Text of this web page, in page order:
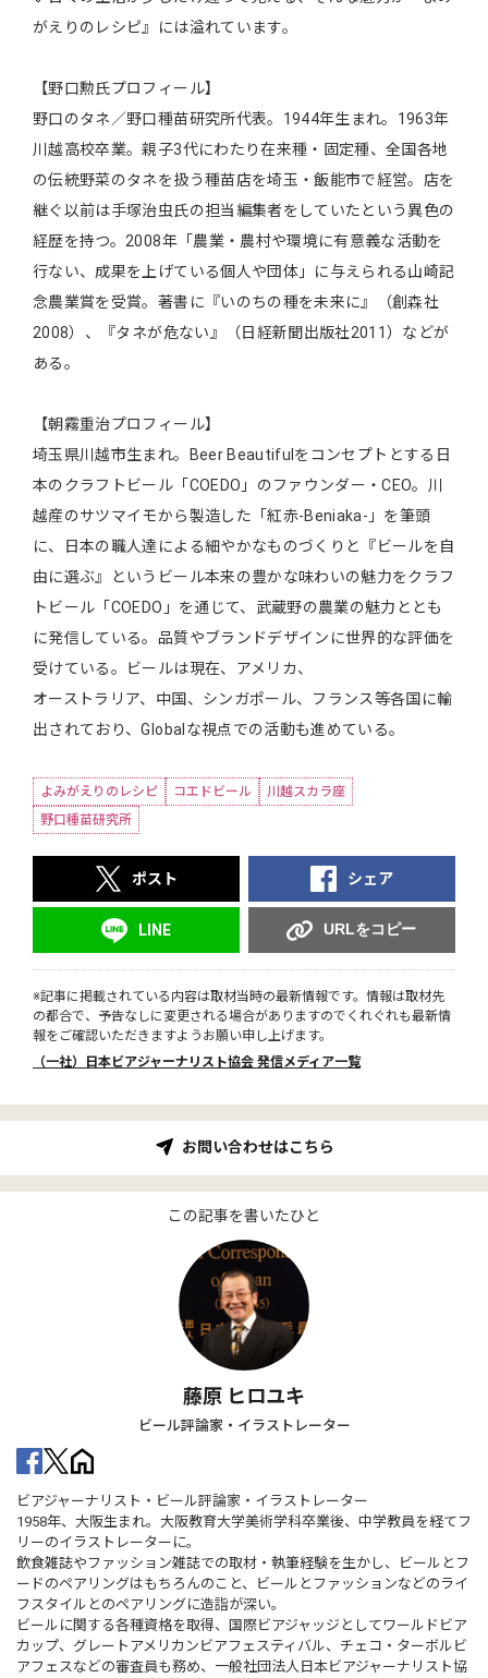
がえりのレシピ』には溢れています。
【野口勲氏プロフィール】
野口のタネ／野口種苗研究所代表。1944年生まれ。1963年
川越高校卒業。親子3代にわたり在来種・固定種、全国各地
の伝統野菜のタネを扱う種苗店を埼玉・飯能市で経営。店を
継ぐ以前は手塚治虫氏の担当編集者をしていたという異色の
経歴を持つ。2008年「農業・農村や環境に有意義な活動を
行ない、成果を上げている個人や団体」に与えられる山崎記
念農業賞を受賞。著書に『いのちの種を未来に』（創森社
2008）、『タネが危ない』（日経新聞出版社2011）などが
ある。
【朝霧重治プロフィール】
埼玉県川越市生まれ。Beer Beautifulをコンセプトとする日
本のクラフトビール「COEDO」のファウンダー・CEO。川
越産のサツマイモから製造した「紅赤-Beniaka-」を筆頭
に、日本の職人達による細やかなものづくりと『ビールを自
由に選ぶ』というビール本来の豊かな味わいの魅力をクラフ
トビール「COEDO」を通じて、武蔵野の農業の魅力ととも
に発信している。品質やブランドデザインに世界的な評価を
受けている。ビールは現在、アメリカ、
オーストラリア、中国、シンガポール、フランス等各国に輸
出されており、Globalな視点での活動も進めている。
よみがえりのレシピ コエドビール
川越スカラ座
野口種苗研究所
ポスト シェア
LINE URLをコピー
※記事に掲載されている内容は取材当時の最新情報です。情報は取材先
の都合で、予告なしに変更される場合がありますのでくれぐれも最新情
報をご確認いただきますようお願い申し上げます。
（一社）日本ビアジャーナリスト協会 発信メディア一覧
お問い合わせはこちら
この記事を書いたひと
藤原 ヒロユキ
ビール評論家・イラストレーター
ビアジャーナリスト・ビール評論家・イラストレーター
1958年、大阪生まれ。大阪教育大学美術学科卒業後、中学教員を経てフ
リーのイラストレーターに。
飲食雑誌やファッション雑誌での取材・執筆経験を生かし、ビールとフ
ードのペアリングはもちろんのこと、ビールとファッションなどのライ
フスタイルとのペアリングに造詣が深い。
ビールに関する各種資格を取得、国際ビアジャッジとしてワールドビア
カップ、グレートアメリカンビアフェスティバル、チェコ・ターボルビ
アフェスなどの審査員も務め、一般社団法人日本ビアジャーナリスト協